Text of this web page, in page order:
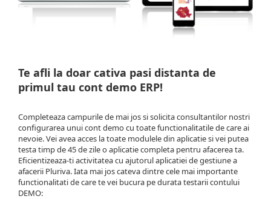
Te afli la doar cativa pasi distanta de
primul tau cont demo ERP!
Completeaza campurile de mai jos si solicita consultantilor nostri
configurarea unui cont demo cu toate functionalitatile de care ai
nevoie. Vei avea acces la toate modulele din aplicatie si vei putea
testa timp de 45 de zile o aplicatie completa pentru afacerea ta.
Eficientizeaza-ti activitatea cu ajutorul aplicatiei de gestiune a
afacerii Pluriva. Iata mai jos cateva dintre cele mai importante
functionalitati de care te vei bucura pe durata testarii contului
DEMO: